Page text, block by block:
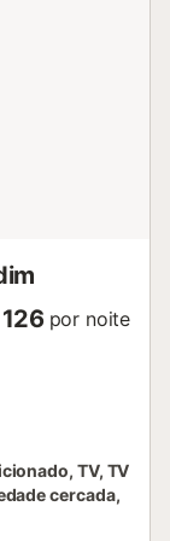
por noite
TV, TV
cercada,